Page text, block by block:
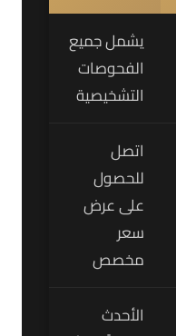
يشمل جميع
الفحوصات
التشخيصية
اتصل
للحصول
على عرض
سعر
مخصص
الأحدث